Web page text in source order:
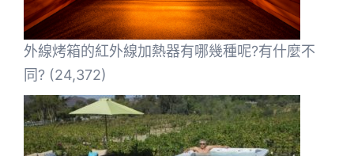
外線烤箱的紅外線加熱器有哪幾種呢?有什麼不
同? (24,372)